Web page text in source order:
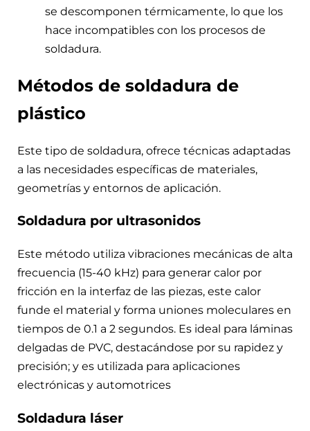
se descomponen térmicamente, lo que los
hace incompatibles con los procesos de
soldadura.
Métodos de soldadura de
plástico
Este tipo de soldadura, ofrece técnicas adaptadas
a las necesidades específicas de materiales,
geometrías y entornos de aplicación.
Soldadura por ultrasonidos
Este método utiliza vibraciones mecánicas de alta
frecuencia (15-40 kHz) para generar calor por
fricción en la interfaz de las piezas, este calor
funde el material y forma uniones moleculares en
tiempos de 0.1 a 2 segundos. Es ideal para láminas
delgadas de PVC, destacándose por su rapidez y
precisión; y es utilizada para aplicaciones
electrónicas y automotrices
Soldadura láser